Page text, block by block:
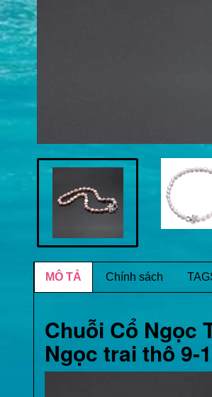
MÔ TẢ Chính sách
Chuỗi Cổ Ngọc
Ngọc trai thô 9-